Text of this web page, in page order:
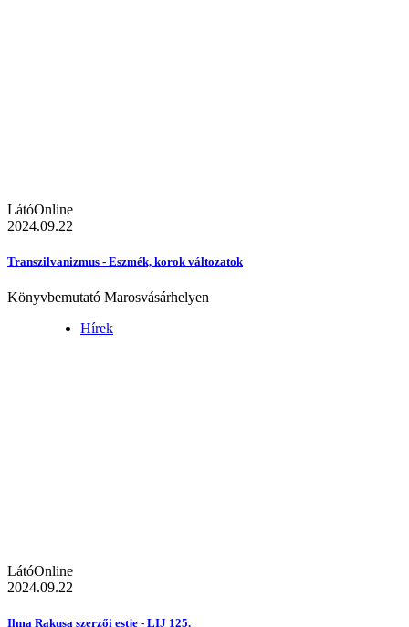
LátóOnline
2024.09.22
Transzilvanizmus - Eszmék, korok változatok
Könyvbemutató Marosvásárhelyen
Hírek
LátóOnline
2024.09.22
Ilma Rakusa szerzői estje - LIJ 125.